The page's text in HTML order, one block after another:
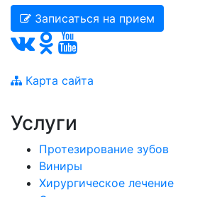
Записаться на прием
Карта сайта
Услуги
Протезирование зубов
Виниры
Хирургическое лечение